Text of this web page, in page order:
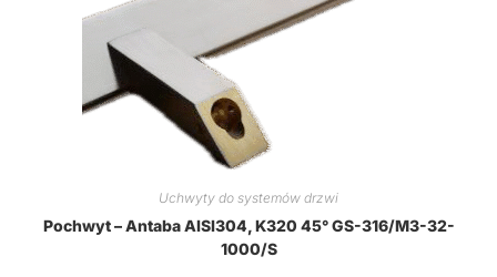
Uchwyty do systemów drzwi
Pochwyt – Antaba AISI304, K320 45° GS-316/M3-32-
1000/S